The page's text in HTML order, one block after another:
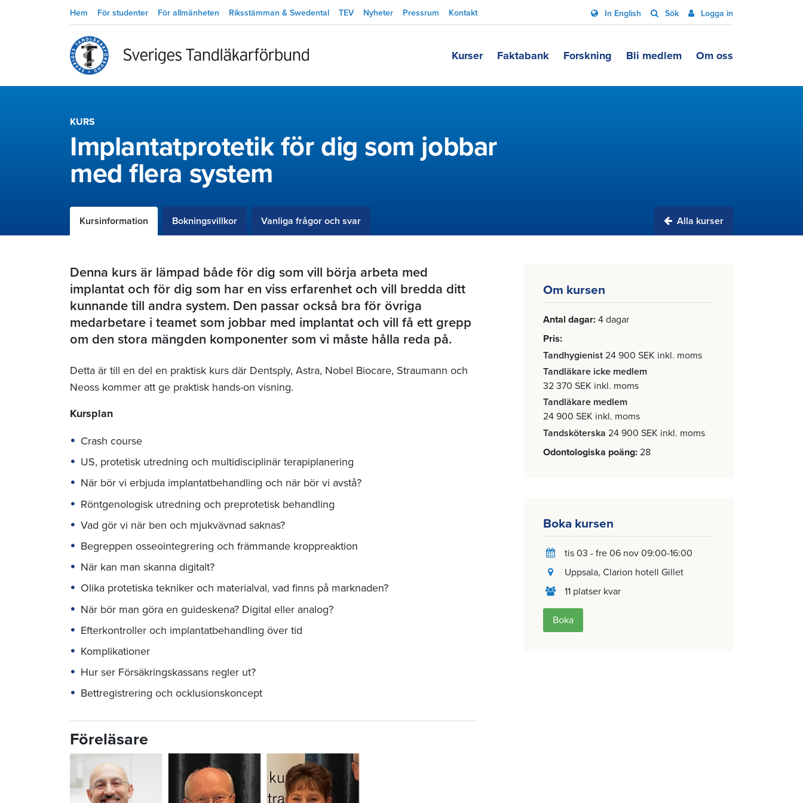
Hem För studenter För allmänheten Riksstämman & Swedental TEV Nyheter Pressrum Kontakt In English Sök Logga in
Kurser Faktabank Forskning Bli medlem Om oss
KURS
Implantatprotetik för dig som jobbar
med flera system
Kursinformation Bokningsvillkor Vanliga frågor och svar Alla kurser
Om kursen
Antal dagar 4 dagar
Pris
Tandhygienist 24 900 SEK inkl. moms
Tandläkare icke medlem
32 370 SEK inkl. moms
Tandläkare medlem
24 900 SEK inkl. moms
Tandsköterska 24 900 SEK inkl. moms
Odontologiska poäng 28
Boka kursen
tis 03 - fre 06 nov 09:00-16:00
Uppsala, Clarion hotell Gillet
11 platser kvar
Boka
Denna kurs är lämpad både för dig som vill börja arbeta med
implantat och för dig som har en viss erfarenhet och vill bredda ditt
kunnande till andra system. Den passar också bra för övriga
medarbetare i teamet som jobbar med implantat och vill få ett grepp
om den stora mängden komponenter som vi måste hålla reda på.
Detta är till en del en praktisk kurs där Dentsply, Astra, Nobel Biocare, Straumann och
Neoss kommer att ge praktisk hands-on visning.
Kursplan
Crash course
US, protetisk utredning och multidisciplinär terapiplanering
När bör vi erbjuda implantatbehandling och när bör vi avstå?
Röntgenologisk utredning och preprotetisk behandling
Vad gör vi när ben och mjukvävnad saknas?
Begreppen osseointegrering och främmande kroppreaktion
När kan man skanna digitalt?
Olika protetiska tekniker och materialval, vad finns på marknaden?
När bör man göra en guideskena? Digital eller analog?
Efterkontroller och implantatbehandling över tid
Komplikationer
Hur ser Försäkringskassans regler ut?
Bettregistrering och ocklusionskoncept
Föreläsare